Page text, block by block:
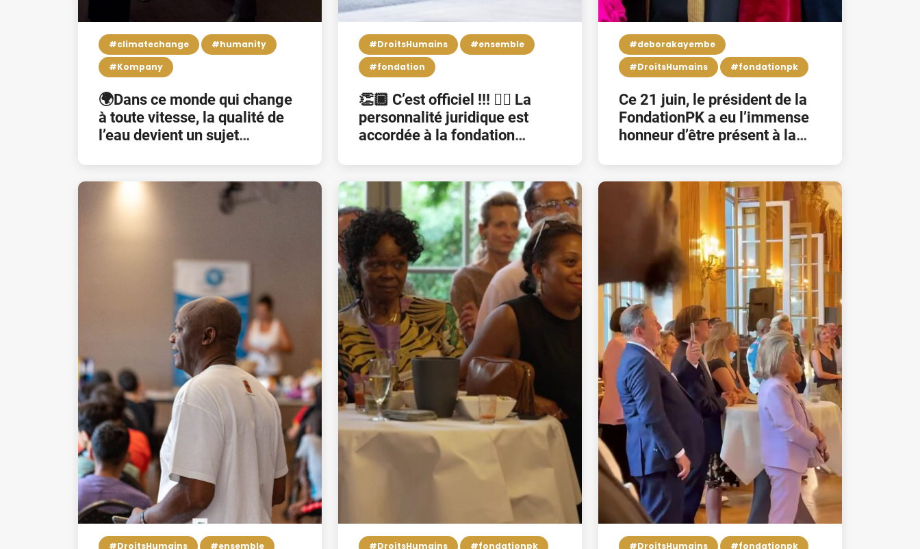
#climatechange
#humanity
#Kompany
🌍Dans ce monde qui change
à toute vitesse, la qualité de
l’eau devient un sujet
l’environnement,
l’écosystème, les économies
et le
#DroitsHumains
#ensemble
#fondation
👏🏿 C’est officiel !!! 👉🏿 La
personnalité juridique est
accordée à la fondation
Pierre Kompany” 👏🏿 Het is
officieel !!
#deborakayembe
#DroitsHumains
#fondationpk
Ce 21 juin, le président de la
FondationPK a eu l’immense
honneur d’être présent à la
Debora Kayembe comme
54ème rectrice de l’U
#DroitsHumains #ensemble #DroitsHumains #fondationpk #DroitsHumains #fondationpk